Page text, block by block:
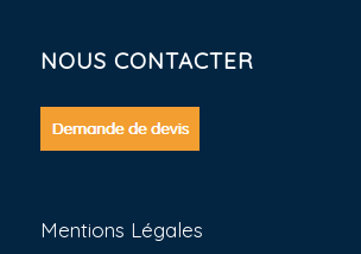
NOUS CONTACTER
Mentions Légales